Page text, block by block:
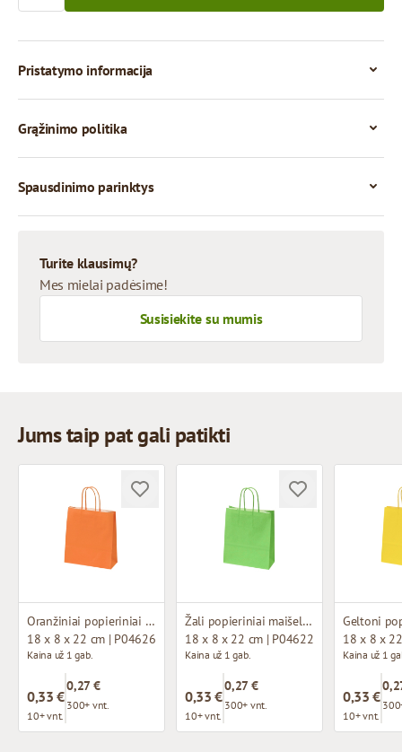
Pristatymo informacija
Grąžinimo politika
Spausdinimo parinktys
Turite klausimų?
Mes mielai padėsime!
Susisiekite su mumis
Jums taip pat gali patikti
Oranžiniai popieriniai maišeliai su susuktomis rankenomis
18 x 8 x 22 cm | P04626
Kaina už 1 gab.
0,33 €
10+ vnt.
0,27 €
300+ vnt.
Žali popieriniai maišeliai su susuktomis rankenomis
18 x 8 x 22 cm | P04622
Kaina už 1 gab.
0,33 €
10+ vnt.
0,27 €
300+ vnt.
18 x 8 x
Kaina už 1
0,33 €
10+ vnt.